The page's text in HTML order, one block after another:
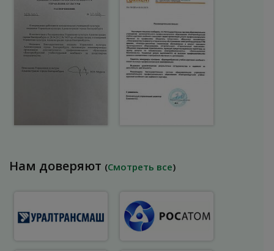
Нам доверяют (Смотреть все)